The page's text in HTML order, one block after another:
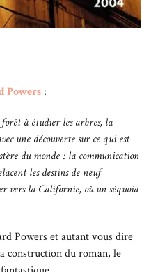
Powers :
forêt à étudier les arbres, la
une découverte sur ce qui est
du monde : la communication
les destins de neuf
vers la Californie, où un séquoia
Powers et autant vous dire
construction du roman, le